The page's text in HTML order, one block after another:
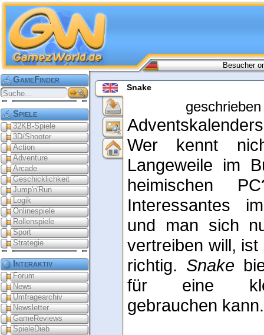
Besucher
GameFinder
Spiele
32KB-Spiele
3D/Shooter
Action
Adventure
Arcade
Geschicklichkeit
Jump'n'Run
Logik
Onlinespiele
Rollenspiele
Sport
Strategie
Interaktiv
Forum
News
Umfragearchiv
Newsletter
GameReviews
SpieleDieb
Snake
Wer kennt
Langeweile im
heimischen
Interessantes
und man sich
vertreiben will,
richtig. Snake
für eine
gebrauchen kann.